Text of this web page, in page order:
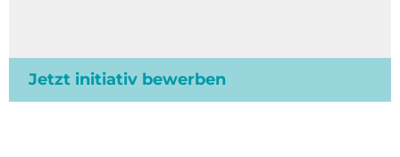
Jetzt initiativ bewerben